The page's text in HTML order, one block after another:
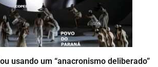
usando um “anacronismo deliberado”